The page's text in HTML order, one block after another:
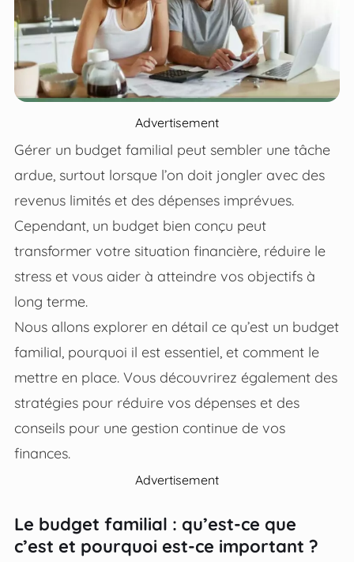
Advertisement
Gérer un budget familial peut sembler une tâche
ardue, surtout lorsque l’on doit jongler avec des
revenus limités et des dépenses imprévues.
Cependant, un budget bien conçu peut
transformer votre situation financière, réduire le
stress et vous aider à atteindre vos objectifs à
long terme.
Nous allons explorer en détail ce qu’est un budget
familial, pourquoi il est essentiel, et comment le
mettre en place. Vous découvrirez également des
stratégies pour réduire vos dépenses et des
conseils pour une gestion continue de vos
finances.
Advertisement
Le budget familial : qu’est-ce que
c’est et pourquoi est-ce important ?